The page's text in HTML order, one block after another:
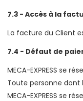
7.3 - Accès à la
7.4 - Défaut de
Toute personne dont le compte aurait été suspendu ou
MECA-EXPRESS se réserve notamment le droit de refuser d‘effectuer une livraison ou